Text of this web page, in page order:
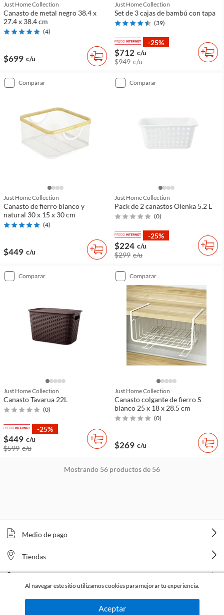
Just Home Collection
Canasto de metal negro 38.4 x
27.4 x 38.4 cm
(4)
$699 c/u
Just Home Collection
Set de 3 cajas de bambú con tapa
(39)
-25%
$712 c/u
$949 c/u
comparar
Just Home Collection
Canasto de fierro blanco y
natural 30 x 15 x 30 cm
(4)
$449 c/u
comparar
Just Home Collection
Pack de 2 canastos Olenka 5.2 L
(0)
-25%
$224 c/u
$299 c/u
comparar
Just Home Collection
Canasto Tavarua 22L
(0)
-25%
$449 c/u
$599 c/u
comparar
Just Home Collection
Canasto colgante de fierro S
blanco 25 x 18 x 28.5 cm
(0)
$269 c/u
Mostrando 56 productos de 56
Medio de pago
Tiendas
Al navegar este sitio utilizamos cookies para mejorar tu experiencia.
Aceptar